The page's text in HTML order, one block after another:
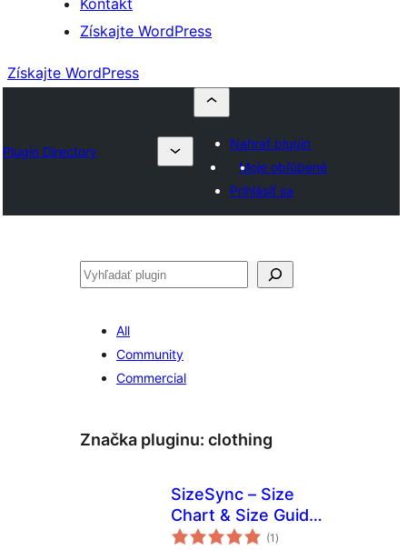
Kontakt
Získajte WordPress
Získajte WordPress
Plugin Directory
Nahrať plugin
Moje obľúbené
Prihlásiť sa
Hľadať
All
Community
Commercial
Značka pluginu: clothing
SizeSync – Size
Chart & Size Guide
for WooCommerce
(1 celkové
hodnotenie
)